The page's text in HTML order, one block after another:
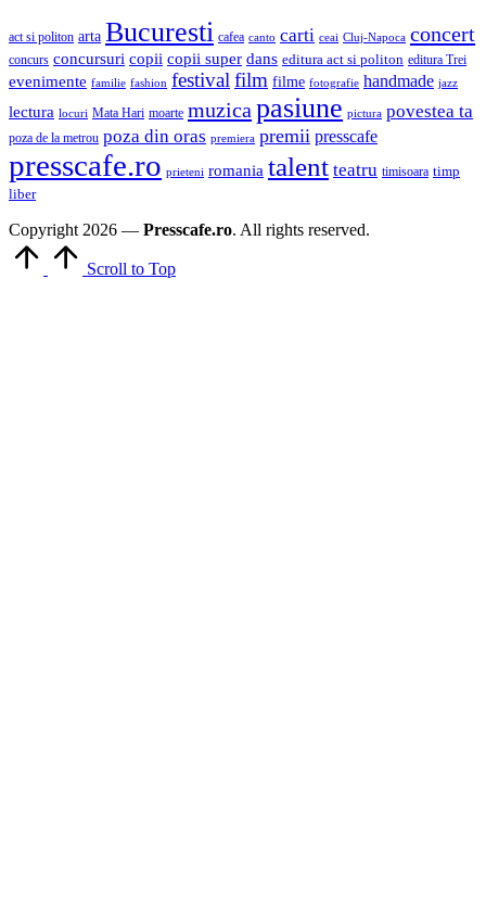
act si politon arta Bucuresti cafea canto carti ceai Cluj-Napoca concert
concurs concursuri copii copii super dans editura act si politon editura Trei
evenimente familie fashion festival film filme fotografie handmade jazz
lectura locuri Mata Hari moarte muzica pasiune pictura povestea ta
poza de la metrou poza din oras premiera premii presscafe
presscafe.ro prieteni romania talent teatru timisoara timp
liber
Copyright 2026 — Presscafe.ro. All rights reserved.
Scroll to Top